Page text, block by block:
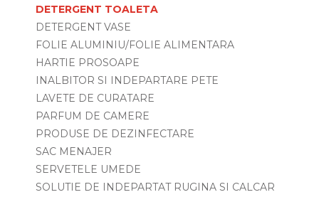
DETERGENT TOALETA
DETERGENT VASE
FOLIE ALUMINIU/FOLIE ALIMENTARA
HARTIE PROSOAPE
INALBITOR SI INDEPARTARE PETE
LAVETE DE CURATARE
PARFUM DE CAMERE
PRODUSE DE DEZINFECTARE
SAC MENAJER
SERVETELE UMEDE
SOLUTIE DE INDEPARTAT RUGINA SI CALCAR